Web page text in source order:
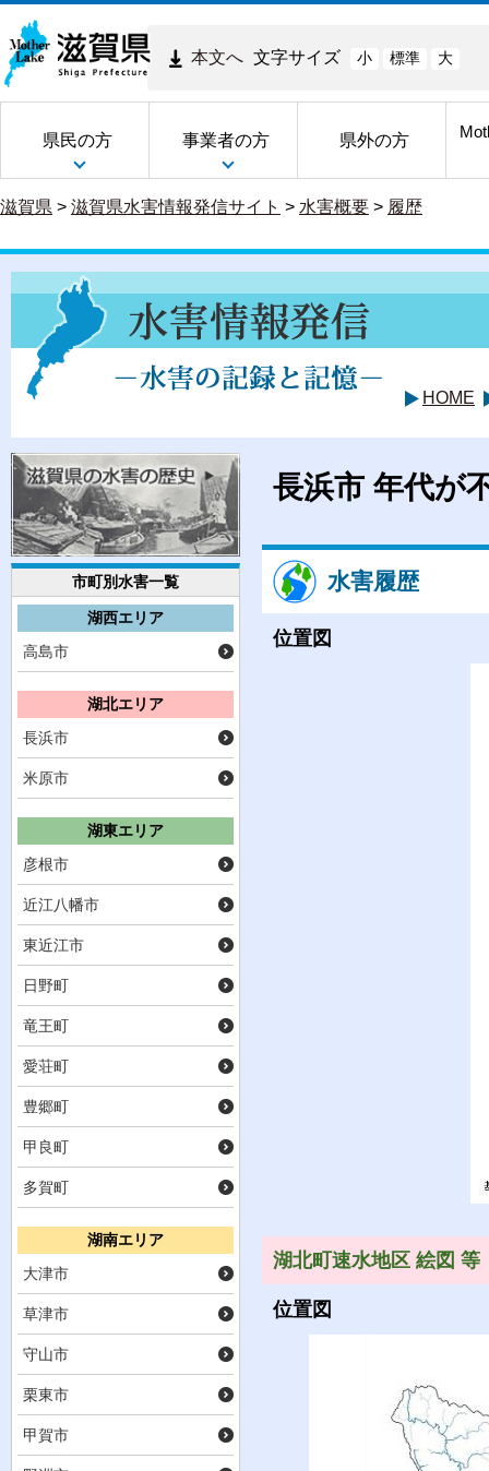
本文へ 文字サイズ 小 標準 大
県民の方 事業者の方 県外の方
滋賀県 > 滋賀県水害情報発信サイト > 水害概要 > 履歴
HOME
市町別水害一覧
湖西エリア
高島市
湖北エリア
長浜市
米原市
湖東エリア
彦根市
近江八幡市
東近江市
日野町
竜王町
愛荘町
豊郷町
甲良町
多賀町
湖南エリア
大津市
草津市
守山市
栗東市
甲賀市
長浜市 年代が
水害履歴
位置図
湖北町速水地区 絵図 等
位置図